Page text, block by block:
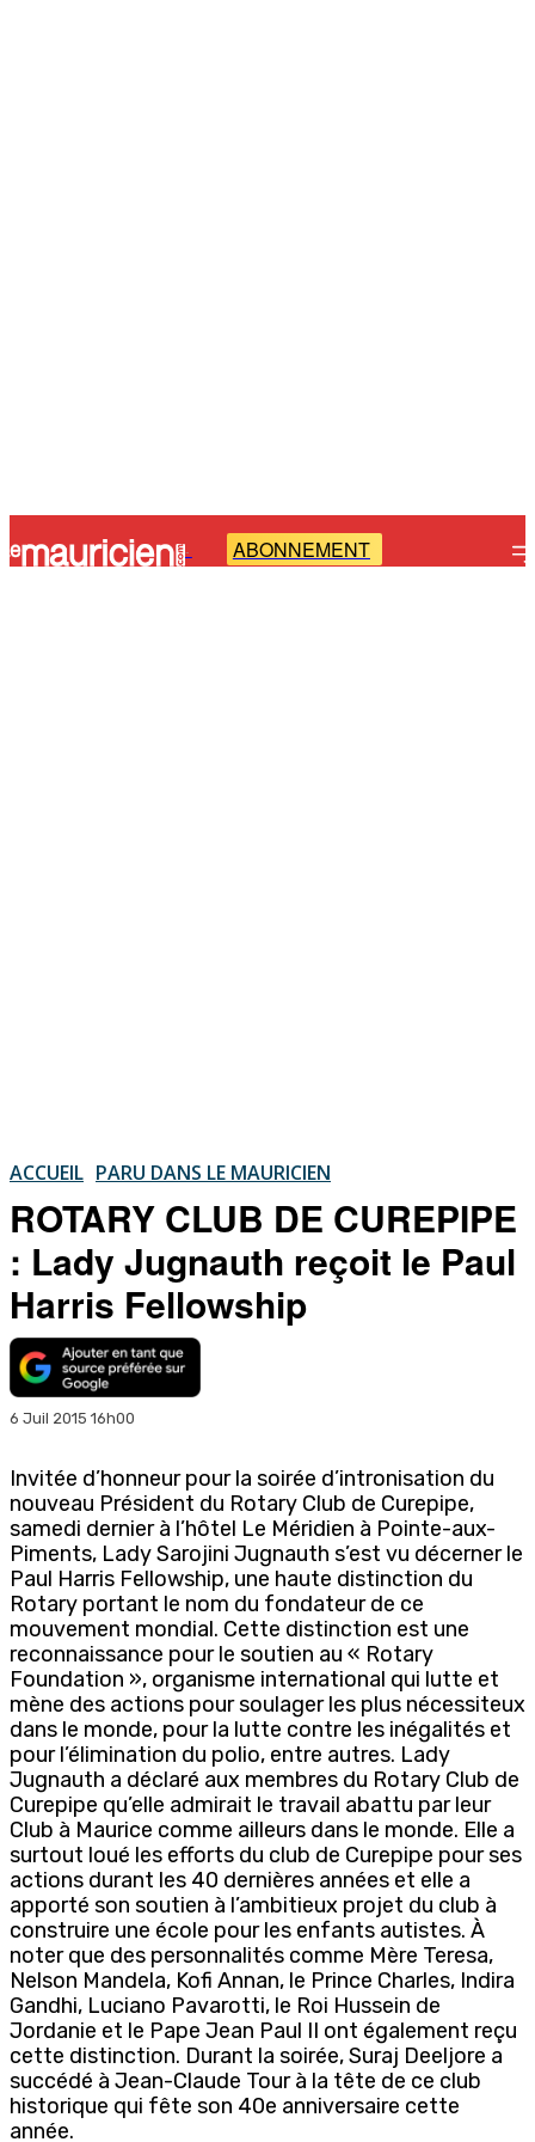
- ABONNEMENT
ACCUEIL PARU DANS LE MAURICIEN
ROTARY CLUB DE CUREPIPE
: Lady Jugnauth reçoit le Paul
Harris Fellowship
6 Juil 2015 16h00
Invitée d’honneur pour la soirée d’intronisation du
nouveau Président du Rotary Club de Curepipe,
samedi dernier à l’hôtel Le Méridien à Pointe-aux-
Piments, Lady Sarojini Jugnauth s’est vu décerner le
Paul Harris Fellowship, une haute distinction du
Rotary portant le nom du fondateur de ce
mouvement mondial. Cette distinction est une
reconnaissance pour le soutien au « Rotary
Foundation », organisme international qui lutte et
mène des actions pour soulager les plus nécessiteux
dans le monde, pour la lutte contre les inégalités et
pour l’élimination du polio, entre autres. Lady
Jugnauth a déclaré aux membres du Rotary Club de
Curepipe qu’elle admirait le travail abattu par leur
Club à Maurice comme ailleurs dans le monde. Elle a
surtout loué les efforts du club de Curepipe pour ses
actions durant les 40 dernières années et elle a
apporté son soutien à l’ambitieux projet du club à
construire une école pour les enfants autistes. À
noter que des personnalités comme Mère Teresa,
Nelson Mandela, Kofi Annan, le Prince Charles, Indira
Gandhi, Luciano Pavarotti, le Roi Hussein de
Jordanie et le Pape Jean Paul II ont également reçu
cette distinction. Durant la soirée, Suraj Deeljore a
succédé à Jean-Claude Tour à la tête de ce club
historique qui fête son 40e anniversaire cette
année.